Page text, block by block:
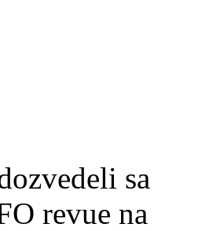
sa
revue na